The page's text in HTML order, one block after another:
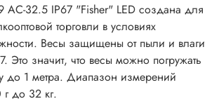
AC-32.5 IP67 "Fisher" LED создана для
торговли в условиях
Весы защищены от пыли и влаги
Это значит, что весы можно погружать
до 1 метра. Диапазон измерений
г до 32 кг.